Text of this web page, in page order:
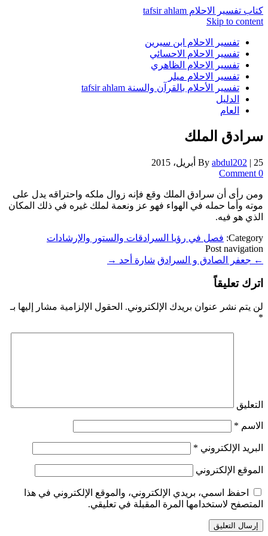
كتاب تفسير الاحلام tafsir ahlam
Skip to content
تفسير الاحلام ابن سيرين
تفسير الاحلام الاحسائي
تفسير الاحلام الظاهري
تفسير الاحلام ميلر
تفسير الأحلام بالقرآن والسنة tafsir ahlam
الدليل
العام
سرادق الملك
By abdul202 | 25 أبريل، 2015
0 Comment
ومن رأى أن سرادق الملك وقع فإنه زوال ملكه واحتراقه يدل على
موته وأما حمله في الهواء فهو عز ونعمة لملك غيره في ذلك المكان
الذي هو فيه.
Category: فصل في رؤيا السرادقات والستور والإرشادات
Post navigation
← جعفر الصادق و السرادق شارة أحد →
اترك تعليقاً
لن يتم نشر عنوان بريدك الإلكتروني. الحقول الإلزامية مشار إليها بـ
*
التعليق
الاسم *
البريد الإلكتروني *
الموقع الإلكتروني
احفظ اسمي، بريدي الإلكتروني، والموقع الإلكتروني في هذا
المتصفح لاستخدامها المرة المقبلة في تعليقي.